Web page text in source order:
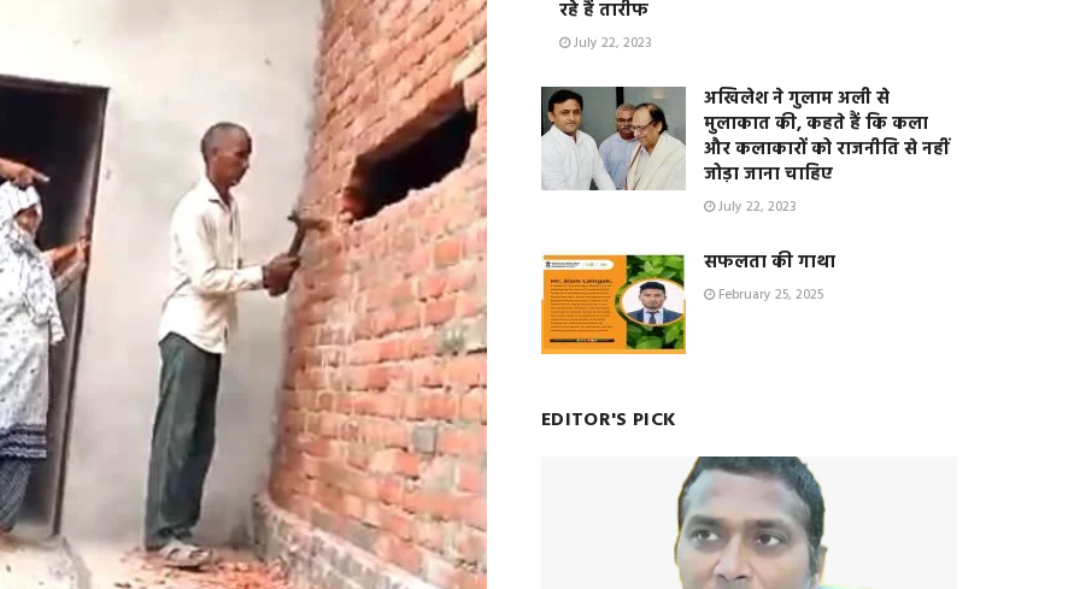
रहे हैं तारीफ
July 22, 2023
अखिलेश ने गुलाम अली से
मुलाकात की, कहते हैं कि कला
और कलाकारों को राजनीति से नहीं
जोड़ा जाना चाहिए
July 22, 2023
सफलता की गाथा
February 25, 2025
EDITOR'S PICK